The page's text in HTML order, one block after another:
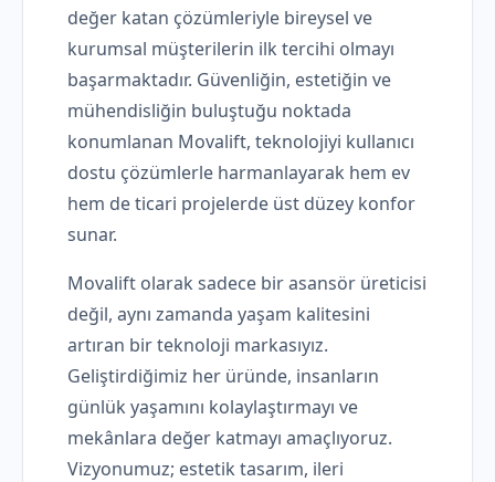
değer katan çözümleriyle bireysel ve
kurumsal müşterilerin ilk tercihi olmayı
başarmaktadır. Güvenliğin, estetiğin ve
mühendisliğin buluştuğu noktada
konumlanan Movalift, teknolojiyi kullanıcı
dostu çözümlerle harmanlayarak hem ev
hem de ticari projelerde üst düzey konfor
sunar.
Movalift olarak sadece bir asansör üreticisi
değil, aynı zamanda yaşam kalitesini
artıran bir teknoloji markasıyız.
Geliştirdiğimiz her üründe, insanların
günlük yaşamını kolaylaştırmayı ve
mekânlara değer katmayı amaçlıyoruz.
Vizyonumuz; estetik tasarım, ileri